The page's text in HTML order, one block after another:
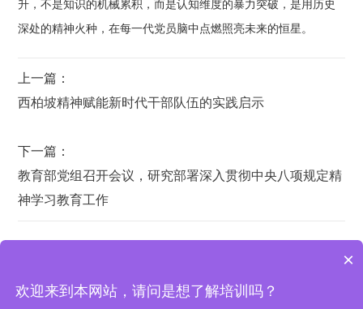
升，不是知识的机械累积，而是认知维度的暴力突破，是用历史
深处的精神火种，在每一代党员脑中点燃照亮未来的恒星。
上一篇：
西柏坡精神赋能新时代干部队伍的实践启示
下一篇：
教育部党组召开会议，研究部署深入贯彻中央八项规定精
神学习教育工作
西柏坡培训基地 | 地址：西柏坡纪念馆宾馆办公室
×
欢迎来到本网站，请问是想了解培训吗？